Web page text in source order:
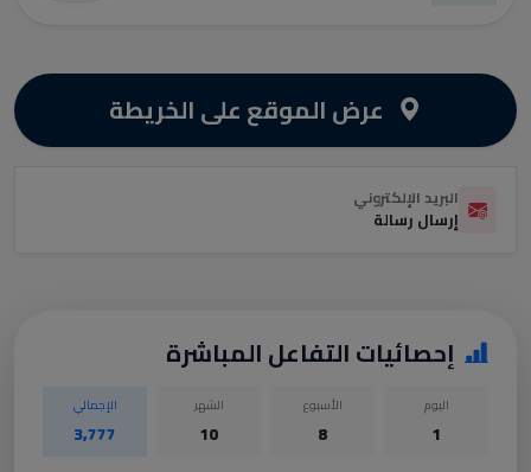
عرض الموقع على الخريطة
البريد الإلكتروني
إرسال رسالة
إحصائيات التفاعل المباشرة
اليوم
1
الأسبوع
8
الشهر
10
الإجمالي
3,777